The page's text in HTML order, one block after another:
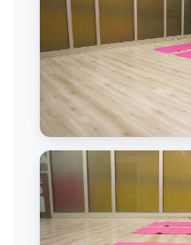
Bale Salonu